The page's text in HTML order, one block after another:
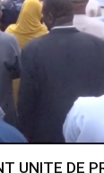
UNITE DE